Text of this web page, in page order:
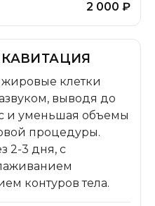
2 000 ₽
клетки
выводя до
и уменьшая объемы
процедуры.
2-3 дня, с
контуров тела.